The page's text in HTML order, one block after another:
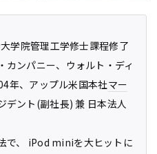
学院管理工学修士課程修了
カンパニー、ウォルト・ディ
年、アップル米国本社マー
デント(副社長) 兼 日本法人
で、 iPod miniを大ヒットに